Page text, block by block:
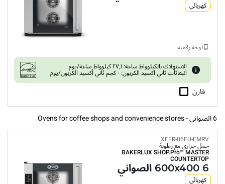
كهربائي
لوحة رقمية
الاستهلاك بالكيلوواط ساعة: ٢٧٫١ كيلوواط ساعة/يوم
انبعاثات ثاني اكسيد الكربون: ٠ كجم ثاني أكسيد الكربون/يوم
قارن
6 الصواني - Ovens for coffee shops and convenience stores
XEFR-06EU-EMRV
حمل حراري مع رطوبة
BAKERLUX SHOP.Pro™ MASTER
COUNTERTOP
6 600x400 الصواني
كهربائي